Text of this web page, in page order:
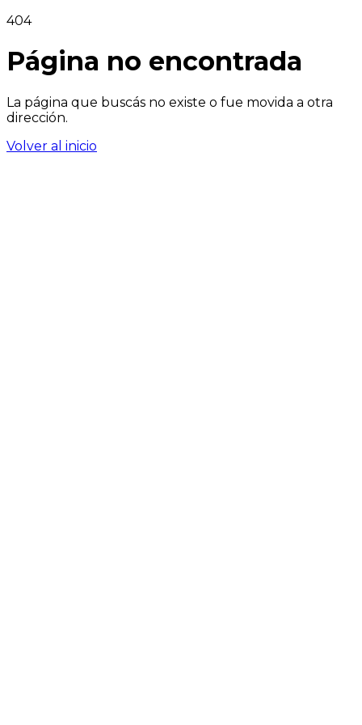
404
Página no encontrada
La página que buscás no existe o fue movida a otra
dirección.
Volver al inicio